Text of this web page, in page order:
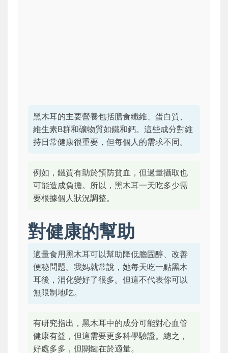
黑木耳的主要營養包括膳食纖維、蛋白質、
維生素B群和礦物質如鐵和鈣。這些成分對維
持日常健康很重要，但每個人的需求不同。
例如，鐵質有助於預防貧血，但過量攝取也
可能造成負擔。所以，黑木耳一天吃多少需
要根據個人狀況調整。
對健康的幫助
適量食用黑木耳可以幫助降低膽固醇、改善
便秘問題。我媽就常說，她每天吃一點黑木
耳後，消化變好了很多。但這不代表你可以
無限制地吃。
有研究指出，黑木耳中的成分可能對心血管
健康有益，但這需要更多科學驗證。總之，
好處多多，但關鍵在於適量。